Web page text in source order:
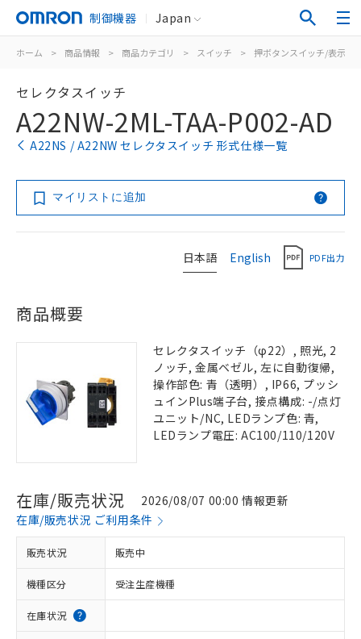
制御機器 Japan
ホーム > 商品情報 > 商品カテゴリ > スイッチ > 押ボタンスイッチ/表示灯
セレクタスイッチ
A22NW-2ML-TAA-P002-AD
A22NS / A22NW セレクタスイッチ 形式仕様一覧
マイリストに追加
日本語 English PDF出力
商品概要
セレクタスイッチ（φ22）, 照光, 2
ノッチ, 金属ベゼル, 左に自動復帰,
操作部色: 青（透明）, IP66, プッシ
ュインPlus端子台, 接点構成: -/点灯
ユニット/NC, LEDランプ色: 青,
LEDランプ電圧: AC100/110/120V
在庫/販売状況
2026/08/07 00:00 情報更新
在庫/販売状況 ご利用条件
販売状況 販売中
機種区分 受注生産機種
在庫状況